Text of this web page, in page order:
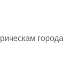
города